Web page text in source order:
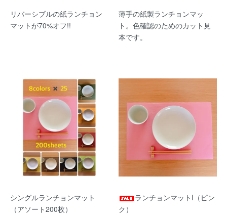
リバーシブルの紙ランチョン
マットが70%オフ!!
薄手の紙製ランチョンマッ
ト。色確認のためのカット見
本です。
シングルランチョンマット
（アソート200枚）
ランチョンマットI（ピン
ク）